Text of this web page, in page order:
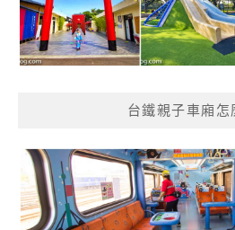
台鐵親子車廂怎